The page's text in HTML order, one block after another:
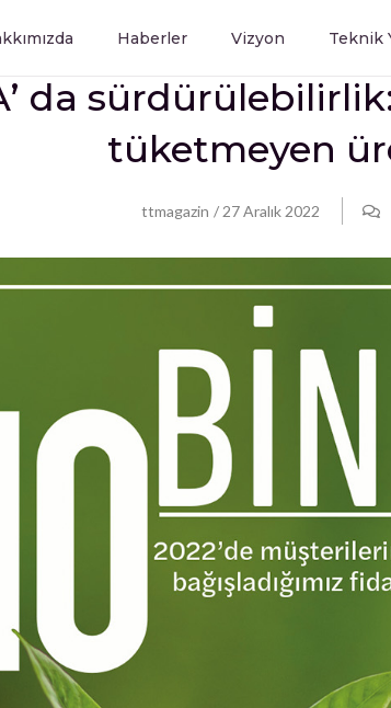
Haberler Vizyon Teknik
da
tüketmeyen
ttmagazin / 27 Aralık 2022